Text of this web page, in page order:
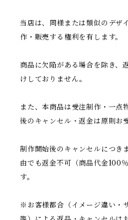
当店は、同様または類似のデザ
作・販売する権利を有します。
商品に欠陥がある場合を除き、
けしておりません。
また、本商品は受注制作・一点
後のキャンセル・返金は原則お
制作開始後のキャンセルにつき
由でも返金不可（商品代金100
す。
※お客様都合（イメージ違い・